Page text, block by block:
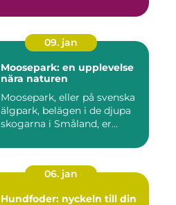
09. jan
Moosepark: en upplevelse
nära naturen
Moosepark, eller på svenska
älgpark, belägen i de djupa
skogarna i Småland, er...
06. jan
Hundfoder: nyckeln till din